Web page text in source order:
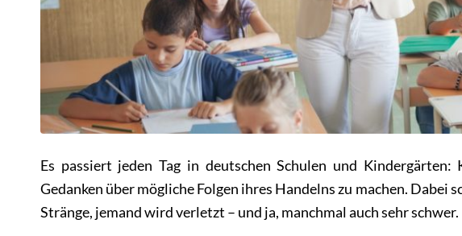
Es passiert jeden Tag in deutschen Schulen und
Gedanken über mögliche Folgen ihres Handelns zu machen. Dabei
Stränge, jemand wird verletzt – und ja, manchmal auch sehr schwer.